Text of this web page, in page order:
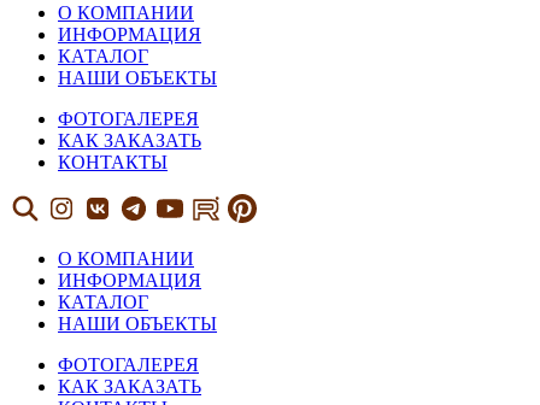
О КОМПАНИИ
ИНФОРМАЦИЯ
КАТАЛОГ
НАШИ ОБЪЕКТЫ
ФОТОГАЛЕРЕЯ
КАК ЗАКАЗАТЬ
КОНТАКТЫ
О КОМПАНИИ
ИНФОРМАЦИЯ
КАТАЛОГ
НАШИ ОБЪЕКТЫ
ФОТОГАЛЕРЕЯ
КАК ЗАКАЗАТЬ